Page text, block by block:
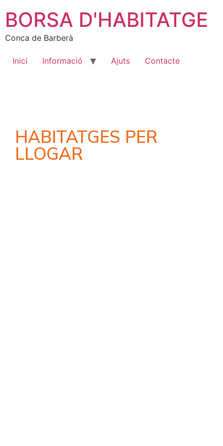
BORSA D'HABITATGE
Conca de Barberà
Inici Informació Ajuts Contacte
HABITATGES PER
LLOGAR